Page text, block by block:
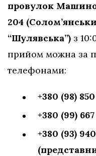
провулок
204
“Шулявська”) з
прийом можна за
телефонами:
+380 (98)
+380 (99)
+380 (93) 940